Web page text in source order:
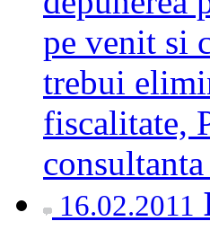
pe venit si
trebui
fiscalitate,
16.02.2011